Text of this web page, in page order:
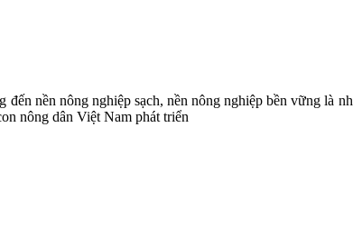
nền nông nghiệp sạch, nền nông nghiệp bền vững là
nông dân Việt Nam phát triển